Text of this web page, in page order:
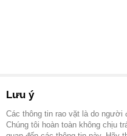
Lưu ý
Các thông tin rao vặt là do người
Chúng tôi hoàn toàn không chịu